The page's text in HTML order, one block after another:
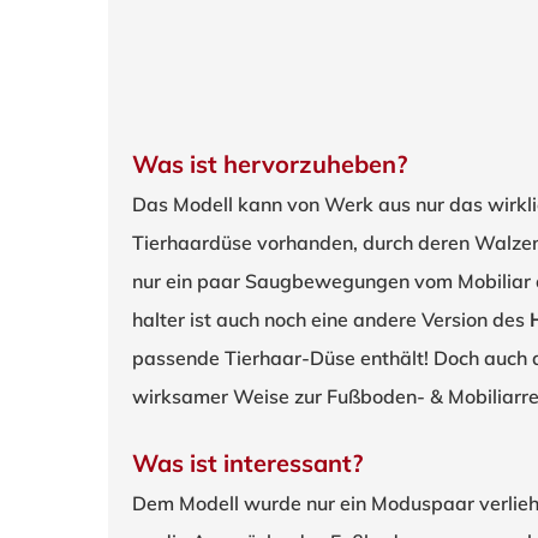
Was ist hervorzuheben?
Das Modell kann von Werk aus nur das
Tierhaardüse vorhanden, durch deren
nur ein paar Saugbewegungen vom
halter ist auch noch eine andere Version des
passende Tierhaar-Düse enthält! Doch auch
wirksamer Weise zur Fußboden- &
Was ist interessant?
Dem Modell wurde nur ein Moduspaar